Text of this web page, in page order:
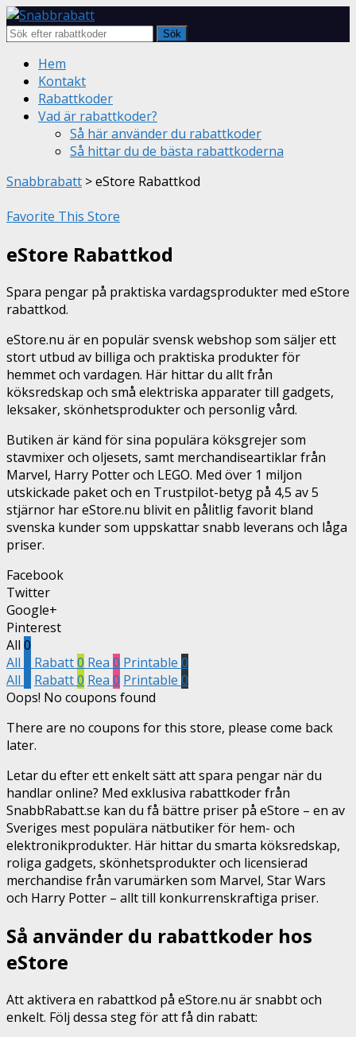
Sök
Skip
content
Hem
Kontakt
Rabattkoder
Vad är rabattkoder?
Så här använder du rabattkoder
Så hittar du de bästa rabattkoderna
Snabbrabatt >eStore Rabattkod
Favorite This Store
eStore Rabattkod
Spara pengar på praktiska vardagsprodukter med eStore
rabattkod.
eStore.nu är en populär svensk webshop som säljer ett
stort utbud av billiga och praktiska produkter för
hemmet och vardagen. Här hittar du allt från
köksredskap och små elektriska apparater till gadgets,
leksaker, skönhetsprodukter och personlig vård.
Butiken är känd för sina populära köksgrejer som
stavmixer och oljesets, samt merchandiseartiklar från
Marvel, Harry Potter och LEGO. Med över 1 miljon
utskickade paket och en Trustpilot-betyg på 4,5 av 5
stjärnor har eStore.nu blivit en pålitlig favorit bland
svenska kunder som uppskattar snabb leverans och låga
priser.
Facebook
Twitter
Google+
Pinterest
All 0
All
Rabatt0 Rea 0 Printable 0
All
Rabatt0 Rea 0 Printable 0
Oops! No coupons found
There are no coupons for this store, please come back
later.
Letar du efter ett enkelt sätt att spara pengar när du
handlar online? Med exklusiva rabattkoder från
SnabbRabatt.se kan du få bättre priser på eStore – en av
Sveriges mest populära nätbutiker för hem- och
elektronikprodukter. Här hittar du smarta köksredskap,
roliga gadgets, skönhetsprodukter och licensierad
merchandise från varumärken som Marvel, Star Wars
och Harry Potter – allt till konkurrenskraftiga priser.
Så använder du rabattkoder hos
eStore
Att aktivera en rabattkod på eStore.nu är snabbt och
enkelt. Följ dessa steg för att få din rabatt: